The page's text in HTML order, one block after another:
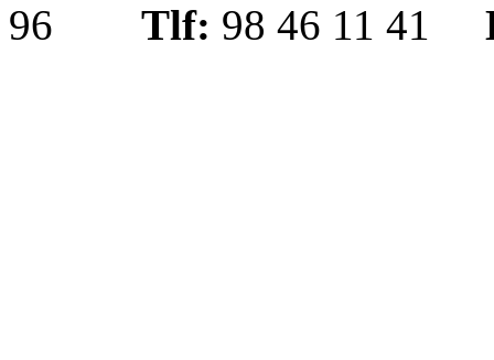
96 Tlf: 98 46 11 41